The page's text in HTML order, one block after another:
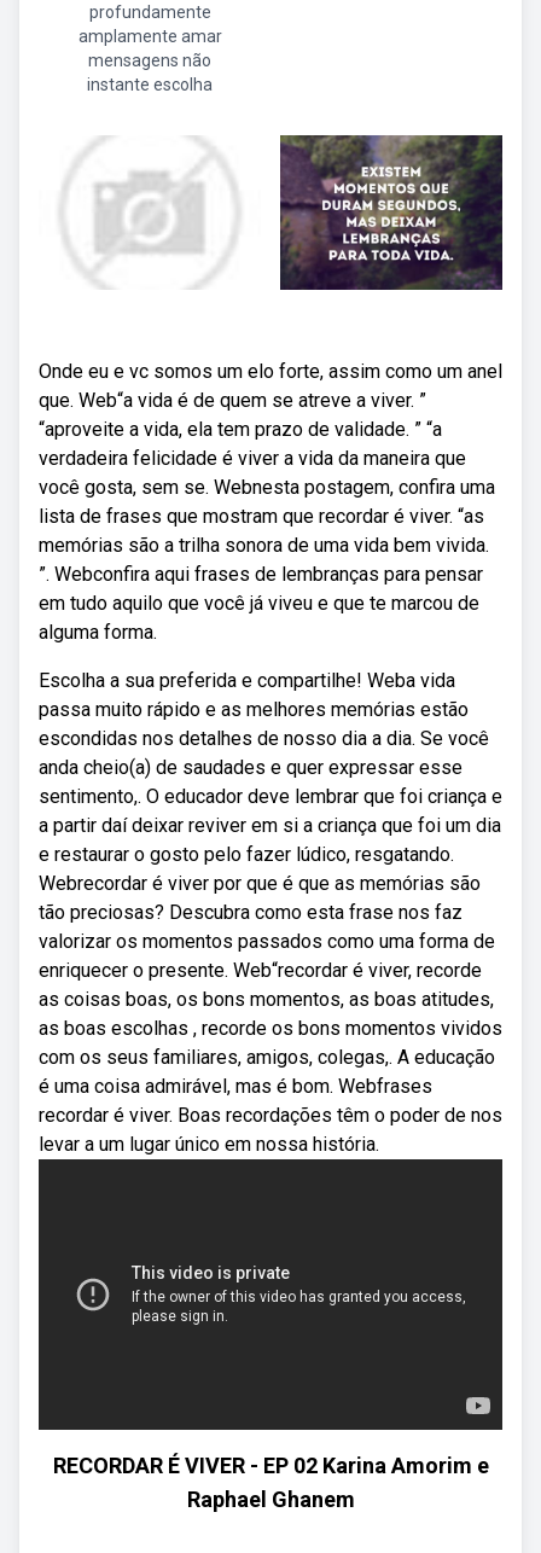
profundamente
amplamente amar
mensagens não
instante escolha
Onde eu e vc somos um elo forte, assim como um anel
que. Web“a vida é de quem se atreve a viver. ”
“aproveite a vida, ela tem prazo de validade. ” “a
verdadeira felicidade é viver a vida da maneira que
você gosta, sem se. Webnesta postagem, confira uma
lista de frases que mostram que recordar é viver. “as
memórias são a trilha sonora de uma vida bem vivida.
”. Webconfira aqui frases de lembranças para pensar
em tudo aquilo que você já viveu e que te marcou de
alguma forma.
Escolha a sua preferida e compartilhe! Weba vida
passa muito rápido e as melhores memórias estão
escondidas nos detalhes de nosso dia a dia. Se você
anda cheio(a) de saudades e quer expressar esse
sentimento,. O educador deve lembrar que foi criança e
a partir daí deixar reviver em si a criança que foi um dia
e restaurar o gosto pelo fazer lúdico, resgatando.
Webrecordar é viver por que é que as memórias são
tão preciosas? Descubra como esta frase nos faz
valorizar os momentos passados como uma forma de
enriquecer o presente. Web⁠“recordar é viver, recorde
as coisas boas, os bons momentos, as boas atitudes,
as boas escolhas , recorde os bons momentos vividos
com os seus familiares, amigos, colegas,. A educação
é uma coisa admirável, mas é bom. Webfrases
recordar é viver. Boas recordações têm o poder de nos
levar a um lugar único em nossa história.
RECORDAR É VIVER - EP 02 Karina Amorim e
Raphael Ghanem